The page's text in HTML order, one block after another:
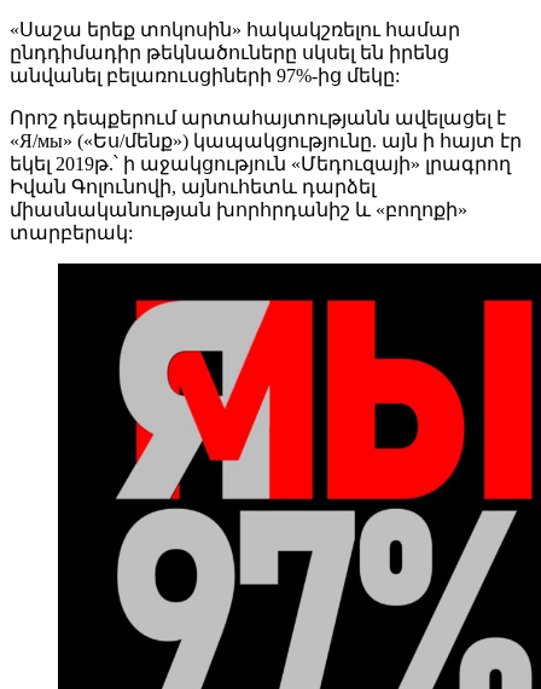
«Սաշա երեք տոկոսին» հակակշռելու համար
ընդդիմադիր թեկնածուները սկսել են իրենց
անվանել բելառուսցիների 97%-ից մեկը:
Որոշ դեպքերում արտահայտությանն ավելացել է
«Я/мы» («Ես/մենք») կապակցությունը. այն ի հայտ էր
եկել 2019թ.՝ ի աջակցություն «Մեդուզայի» լրագրող
Իվան Գոլունովի, այնուհետև դարձել
միասնականության խորհրդանիշ և «բողոքի»
տարբերակ: